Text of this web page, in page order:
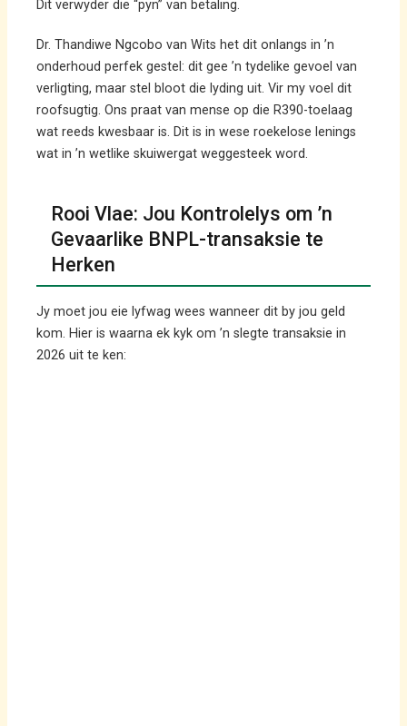
Dit verwyder die “pyn” van betaling.
Dr. Thandiwe Ngcobo van Wits het dit onlangs in ’n
onderhoud perfek gestel: dit gee ’n tydelike gevoel van
verligting, maar stel bloot die lyding uit. Vir my voel dit
roofsugtig. Ons praat van mense op die R390-toelaag
wat reeds kwesbaar is. Dit is in wese roekelose lenings
wat in ’n wetlike skuiwergat weggesteek word.
Rooi Vlae: Jou Kontrolelys om ’n
Gevaarlike BNPL-transaksie te
Herken
Jy moet jou eie lyfwag wees wanneer dit by jou geld
kom. Hier is waarna ek kyk om ’n slegte transaksie in
2026 uit te ken: